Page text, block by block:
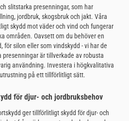
slitstarka presenningar, som har
jordbruk, skogsbruk och jakt. Våra
skydd mot väder och vind och fungerar
områden. Oavsett om du behöver en
för silon eller som vindskydd - vi har de
är tillverkade av robusta
användning. Investera i högkvalitativa
på ett tillförlitligt sätt.
för djur- och jordbruksbehov
ger tillförlitligt skydd för djur- och